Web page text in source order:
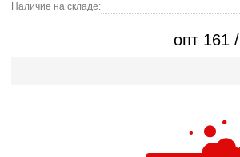
Наличие на складе:
опт 161 /